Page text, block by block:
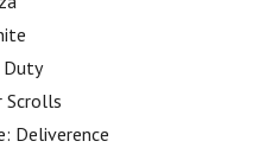
Scrolls
Deliverence